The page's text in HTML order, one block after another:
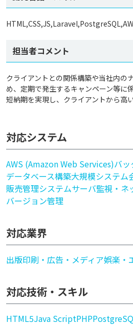
担当者コメント
クライアントとの関係構築や当社内の
め、定期で発生するキャンペーン等に
短納期を実現し、クライアントから高
対応システム
AWS (Amazon Web Services)バ
データベース構築大規模システム
販売管理システムサーバ監視・ネ
バージョン管理
対応業界
出版印刷・広告・メディア娯楽・
対応技術・スキル
HTML5Java ScriptPHP